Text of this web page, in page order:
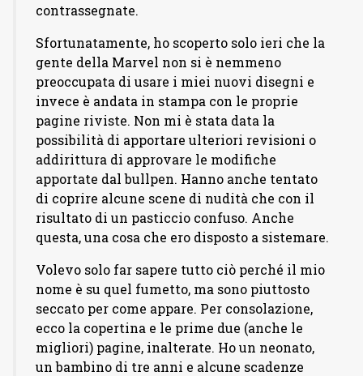
contrassegnate.
Sfortunatamente, ho scoperto solo ieri che la
gente della Marvel non si è nemmeno
preoccupata di usare i miei nuovi disegni e
invece è andata in stampa con le proprie
pagine riviste. Non mi è stata data la
possibilità di apportare ulteriori revisioni o
addirittura di approvare le modifiche
apportate dal bullpen. Hanno anche tentato
di coprire alcune scene di nudità che con il
risultato di un pasticcio confuso. Anche
questa, una cosa che ero disposto a sistemare.
Volevo solo far sapere tutto ciò perché il mio
nome è su quel fumetto, ma sono piuttosto
seccato per come appare. Per consolazione,
ecco la copertina e le prime due (anche le
migliori) pagine, inalterate. Ho un neonato,
un bambino di tre anni e alcune scadenze